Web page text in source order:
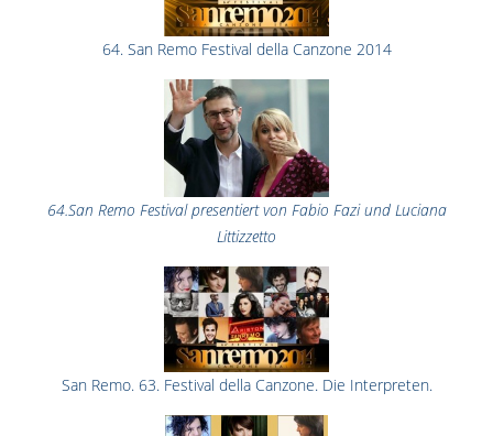
64. San Remo Festival della Canzone 2014
64.San Remo Festival presentiert von Fabio Fazi und Luciana
Littizzetto
San Remo. 63. Festival della Canzone. Die Interpreten.